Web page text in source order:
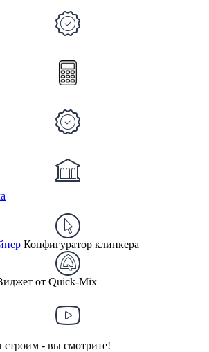
Конфигуратор клинкера
от Quick-Mix
- вы смотрите!